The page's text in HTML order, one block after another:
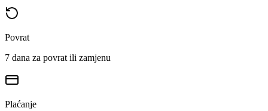
Povrat
7 dana za povrat ili zamjenu
Plaćanje